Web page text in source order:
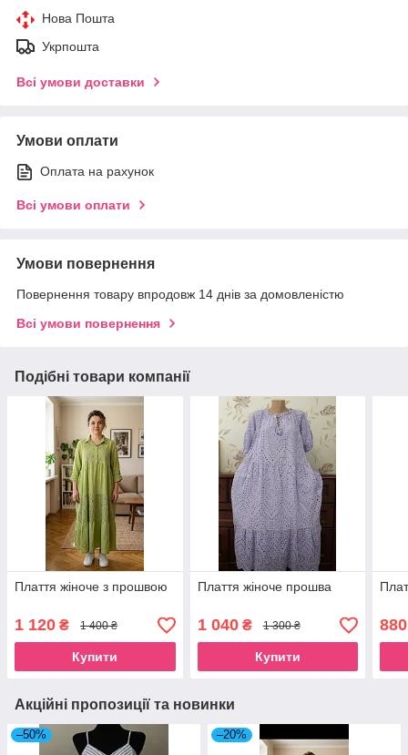
Нова Пошта
Укрпошта
Всі умови доставки
Умови оплати
Оплата на рахунок
Всі умови оплати
Умови повернення
Повернення товару впродовж 14 днів за домовленістю
Всі умови повернення
Подібні товари компанії
Плаття жіноче з прошвою
1 120 ₴ 1 400 ₴
Купити
Плаття жіноче прошва
1 040₴ 1 300 ₴
Купити
880
Акційні пропозиції та новинки
–50% –20%